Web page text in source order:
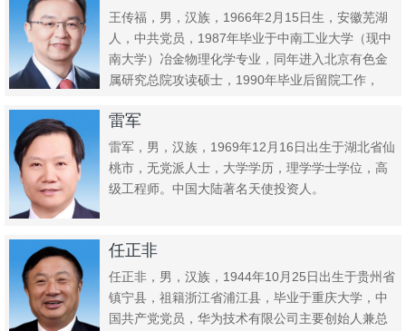
王传福，男，汉族，1966年2月15日生，安徽芜湖
人，中共党员，1987年毕业于中南工业大学（现中
南大学）冶金物理化学专业，同年进入北京有色金
属研究总院攻读硕士，1990年毕业后留院工作，
雷军
雷军，男，汉族，1969年12月16日出生于湖北省仙
桃市，无党派人士，大学学历，理学学士学位，高
级工程师。中国大陆著名天使投资人。
任正非
任正非，男，汉族，1944年10月25日出生于贵州省
镇宁县，祖籍浙江省浦江县，毕业于重庆大学，中
国共产党党员，华为技术有限公司主要创始人兼总